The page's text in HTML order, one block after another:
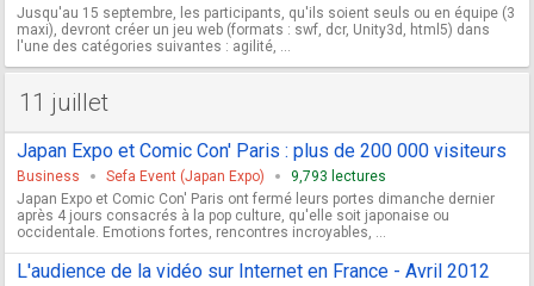
Jusqu'au 15 septembre, les participants, qu'ils soient seuls ou en équipe (3
maxi), devront créer un jeu web (formats : swf, dcr, Unity3d, html5) dans
l'une des catégories suivantes : agilité, ...
11 juillet
Japan Expo et Comic Con' Paris : plus de 200 000 visiteurs
Business Sefa Event (Japan Expo)
9,793 lectures
Japan Expo et Comic Con' Paris ont fermé leurs portes dimanche dernier
après 4 jours consacrés à la pop culture, qu'elle soit japonaise ou
occidentale. Emotions fortes, rencontres incroyables, ...
L'audience de la vidéo sur Internet en France - Avril 2012